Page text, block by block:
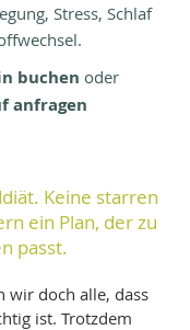
Stress, Schlaf
buchen oder
anfragen
Keine starren
ein Plan, der zu
passt.
wir doch alle, dass
ist. Trotzdem